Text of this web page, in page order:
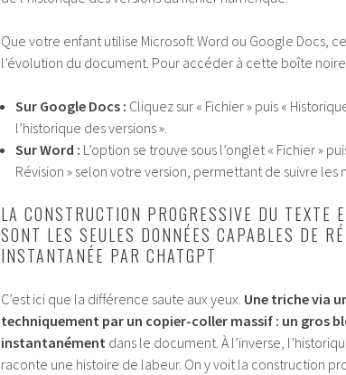
Que votre enfant utilise Microsoft Word ou Google Docs,
l’évolution du document. Pour accéder à cette boîte noire
Sur Google Docs : Cliquez sur « Fichier » puis «
l’historique des versions ».
Sur Word : L’option se trouve sous l’onglet « Fichier »
Révision » selon votre version, permettant de suivre les
LA CONSTRUCTION PROGRESSIVE DU TEXTE
SONT LES SEULES DONNÉES CAPABLES DE
INSTANTANÉE PAR CHATGPT
C’est ici que la différence saute aux yeux. Une triche via
techniquement par un copier-coller massif : un gros
instantanément dans le document. À l’inverse,
raconte une histoire de labeur. On y voit la construction